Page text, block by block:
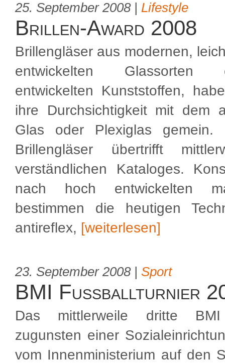
25. September 2008 | Lifestyle
Brillen-Award 2008
Brillengläser aus modernen,
entwickelten
entwickelten Kunststoffen,
ihre Durchsichtigkeit mit dem
Glas oder Plexiglas gemein.
Brillengläser übertrifft
verständlichen Kataloges.
nach hoch entwickelten
bestimmen die heutigen
antireflex, [weiterlesen]
23. September 2008 | Sport
BMI Fußballturnier
Das mittlerweile dritte BMI
zugunsten einer
vom Innenministerium auf den